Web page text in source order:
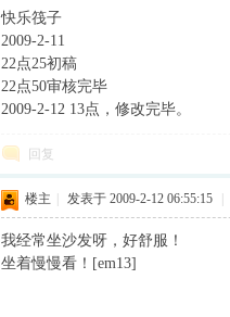
快乐筏子
2009-2-11
22点25初稿
22点50审核完毕
2009-2-12 13点，修改完毕。
回复
楼主 发表于 2009-2-12 06:55:15
我经常坐沙发呀，好舒服！
坐着慢慢看！[em13]